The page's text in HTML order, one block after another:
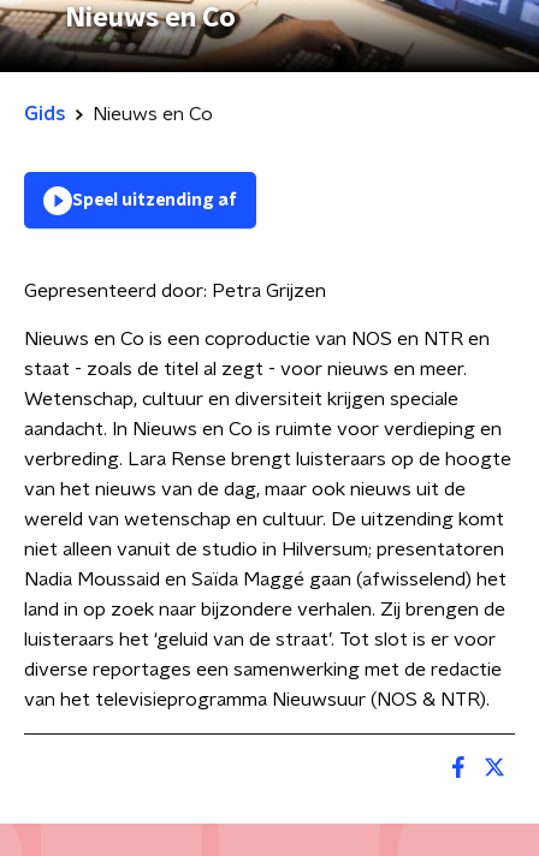
Nieuws en Co
Gids Nieuws en Co
Speel uitzending af
Gepresenteerd door: Petra Grijzen
Nieuws en Co is een coproductie van NOS en NTR en
staat - zoals de titel al zegt - voor nieuws en meer.
Wetenschap, cultuur en diversiteit krijgen speciale
aandacht. In Nieuws en Co is ruimte voor verdieping en
verbreding. Lara Rense brengt luisteraars op de hoogte
van het nieuws van de dag, maar ook nieuws uit de
wereld van wetenschap en cultuur. De uitzending komt
niet alleen vanuit de studio in Hilversum; presentatoren
Nadia Moussaid en Saïda Maggé gaan (afwisselend) het
land in op zoek naar bijzondere verhalen. Zij brengen de
luisteraars het ‘geluid van de straat’. Tot slot is er voor
diverse reportages een samenwerking met de redactie
van het televisieprogramma Nieuwsuur (NOS & NTR).